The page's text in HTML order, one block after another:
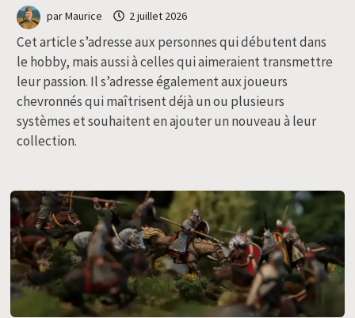
parMaurice 2 juillet 2026
Cet article s’adresse aux personnes qui débutent dans
le hobby, mais aussi à celles qui aimeraient transmettre
leur passion. Il s’adresse également aux joueurs
chevronnés qui maîtrisent déjà un ou plusieurs
systèmes et souhaitent en ajouter un nouveau à leur
collection.